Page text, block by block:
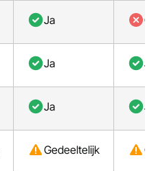
Ja
Ja Ja
Ja Ja
Gedeeltelijk